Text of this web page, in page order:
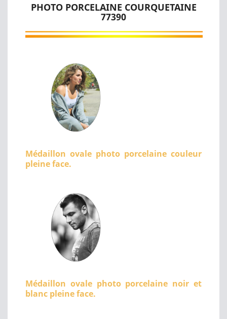
PHOTO PORCELAINE COURQUETAINE
77390
Médaillon ovale photo porcelaine couleur
pleine face.
Médaillon ovale photo porcelaine noir et
blanc pleine face.